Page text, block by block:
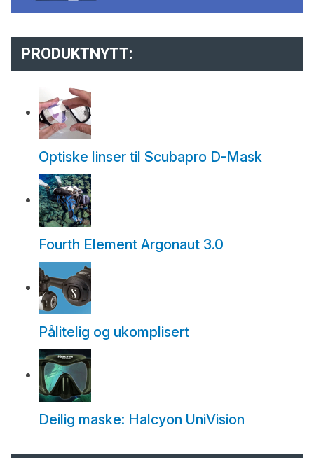
PRODUKTNYTT:
Optiske linser til Scubapro D-Mask
Fourth Element Argonaut 3.0
Pålitelig og ukomplisert
Deilig maske: Halcyon UniVision